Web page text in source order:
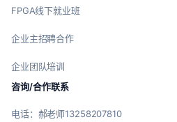
FPGA线下就业班
企业主招聘合作
企业团队培训
咨询/合作联系
电话：郝老师13258207810